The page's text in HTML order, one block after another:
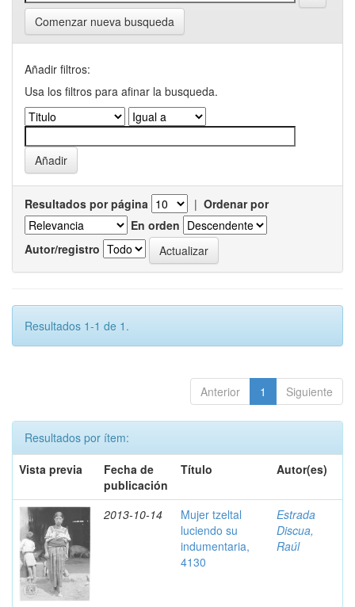
Comenzar nueva busqueda
Añadir filtros:
Usa los filtros para afinar la busqueda.
Resultados por página | Ordenar por
En orden
Autor/registro
Resultados 1-1 de 1.
Anterior 1 Siguiente
Resultados por ítem:
Vista previa
Fecha de
publicación
Título Autor(es)
2013-10-14
Mujer tzeltal
luciendo su
indumentaria,
4130
Estrada
Discua,
Raúl